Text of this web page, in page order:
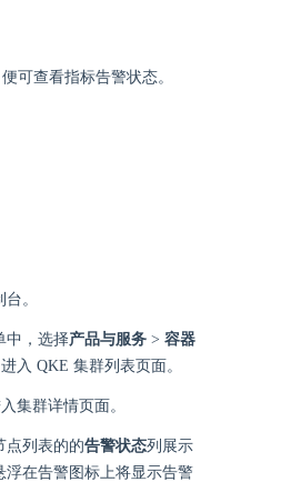
可查看指标告警状态。
。
中，选择产品与服务 > 容器
进入 QKE 集群列表页面。
集群详情页面。
点列表的的告警状态列展示
浮在告警图标上将显示告警